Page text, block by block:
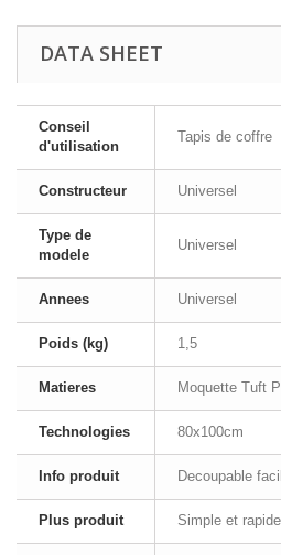
DATA SHEET
Conseil
d'utilisation
Tapis de coffre
Constructeur Universel
Type de
modele
Universel
Annees Universel
Poids (kg) 1,5
Matieres Moquette Tuft
Technologies 80x100cm
Info produit Decoupable
Plus produit Simple et